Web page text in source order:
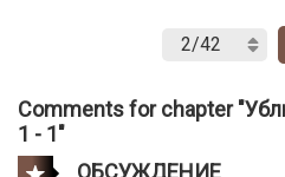
Comments for chapter
1 - 1"
ОБСУЖДЕНИЕ